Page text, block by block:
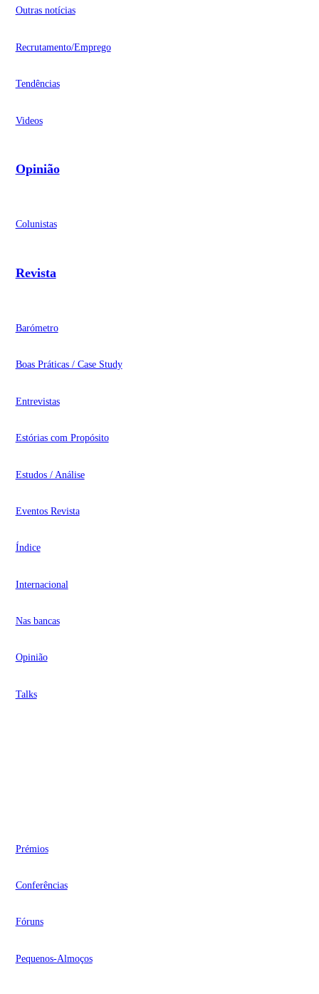
Outras notícias
Recrutamento/Emprego
Tendências
Videos
Opinião
Colunistas
Revista
Barómetro
Boas Práticas / Case Study
Entrevistas
Estórias com Propósito
Estudos / Análise
Eventos Revista
Índice
Internacional
Nas bancas
Opinião
Talks
Prémios
Conferências
Fóruns
Pequenos-Almoços